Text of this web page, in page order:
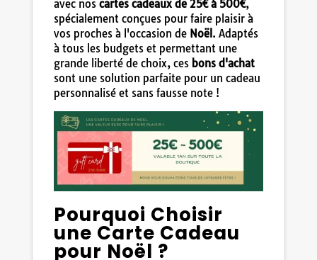
avec nos cartes cadeaux de 25€ à 500€,
spécialement conçues pour faire plaisir à
vos proches à l'occasion de Noël . Adaptés
à tous les budgets et permettant une
grande liberté de choix, ces bons d'achat
sont une solution parfaite pour un cadeau
personnalisé et sans fausse note !
Pourquoi Choisir
une Carte Cadeau
pour Noël ?